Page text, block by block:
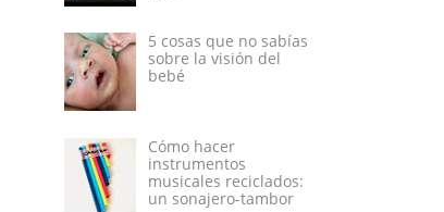
5 cosas que no sabías
sobre la visión del
bebé
Cómo hacer
instrumentos
musicales reciclados:
un sonajero-tambor